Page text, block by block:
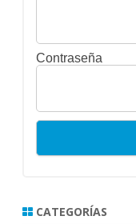
Contraseña
CATEGORÍAS